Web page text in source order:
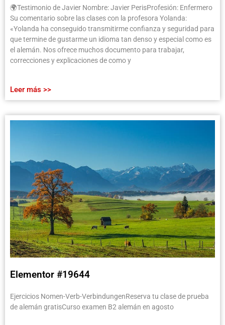
🌍Testimonio de Javier Nombre: Javier PerisProfesión: Enfermero
Su comentario sobre las clases con la profesora Yolanda:
«Yolanda ha conseguido transmitirme confianza y seguridad para
que termine de gustarme un idioma tan denso y especial como es
el alemán. Nos ofrece muchos documento para trabajar,
correcciones y explicaciones de como y
Leer más >>
Elementor #19644
Ejercicios Nomen-Verb-VerbindungenReserva tu clase de prueba
de alemán gratisCurso examen B2 alemán en agosto